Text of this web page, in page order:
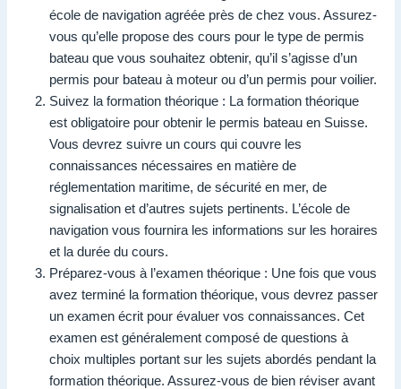
école de navigation agréée près de chez vous. Assurez-
vous qu’elle propose des cours pour le type de permis
bateau que vous souhaitez obtenir, qu’il s’agisse d’un
permis pour bateau à moteur ou d’un permis pour voilier.
Suivez la formation théorique : La formation théorique
est obligatoire pour obtenir le permis bateau en Suisse.
Vous devrez suivre un cours qui couvre les
connaissances nécessaires en matière de
réglementation maritime, de sécurité en mer, de
signalisation et d’autres sujets pertinents. L’école de
navigation vous fournira les informations sur les horaires
et la durée du cours.
Préparez-vous à l’examen théorique : Une fois que vous
avez terminé la formation théorique, vous devrez passer
un examen écrit pour évaluer vos connaissances. Cet
examen est généralement composé de questions à
choix multiples portant sur les sujets abordés pendant la
formation théorique. Assurez-vous de bien réviser avant